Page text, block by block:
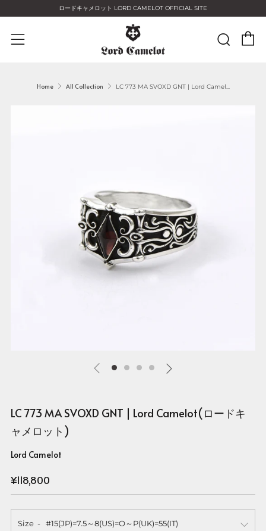
ロードキャメロット LORD CAMELOT OFFICIAL SITE
Menu
Home All Collection LC 773 MA SVOXD GNT | Lord Camel...
LC 773 MA SVOXD GNT | Lord Camelot(ロードキ
ャメロット)
Lord Camelot
Regular
price
¥118,800
Size